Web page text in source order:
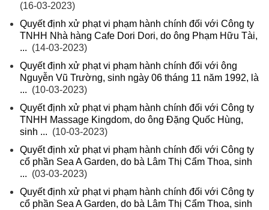
(16-03-2023)
Quyết định xử phạt vi phạm hành chính đối với Công ty
TNHH Nhà hàng Cafe Dori Dori, do ông Phạm Hữu Tài,
... (14-03-2023)
Quyết định xử phạt vi phạm hành chính đối với ông
Nguyễn Vũ Trường, sinh ngày 06 tháng 11 năm 1992, là
... (10-03-2023)
Quyết định xử phạt vi phạm hành chính đối với Công ty
TNHH Massage Kingdom, do ông Đặng Quốc Hùng,
sinh ... (10-03-2023)
Quyết định xử phạt vi phạm hành chính đối với Công ty
cổ phần Sea A Garden, do bà Lâm Thị Cẩm Thoa, sinh
... (03-03-2023)
Quyết định xử phạt vi phạm hành chính đối với Công ty
cổ phần Sea A Garden, do bà Lâm Thị Cẩm Thoa, sinh